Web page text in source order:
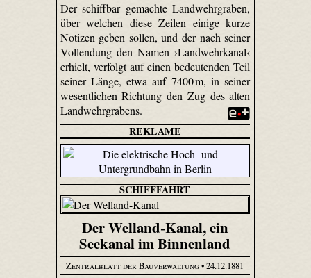
Der schiffbar gemachte Landwehrgraben,
über welchen diese Zeilen einige kurze
Notizen geben sollen, und der nach seiner
Vollendung den Namen ›Landwehrkanal‹
erhielt, verfolgt auf einen bedeutenden Teil
seiner Länge, etwa auf 7400 m, in seiner
wesentlichen Richtung den Zug des alten
Landwehrgrabens.
REKLAME
SCHIFFFAHRT
Der Welland-Kanal, ein
Seekanal im Binnenland
Zentralblatt der Bauverwaltung• 24.12.1881